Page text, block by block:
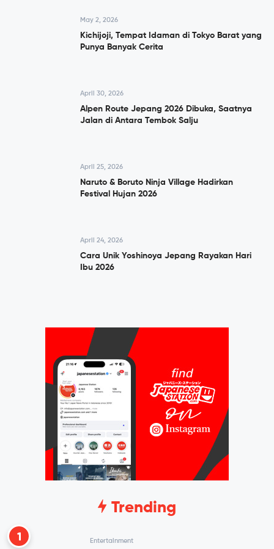
May 2, 2026
Kichijoji, Tempat Idaman di Tokyo Barat yang
Punya Banyak Cerita
April 30, 2026
Alpen Route Jepang 2026 Dibuka, Saatnya
Jalan di Antara Tembok Salju
April 25, 2026
Naruto & Boruto Ninja Village Hadirkan
Festival Hujan 2026
April 24, 2026
Cara Unik Yoshinoya Jepang Rayakan Hari
Ibu 2026
Trending
1 Entertainment